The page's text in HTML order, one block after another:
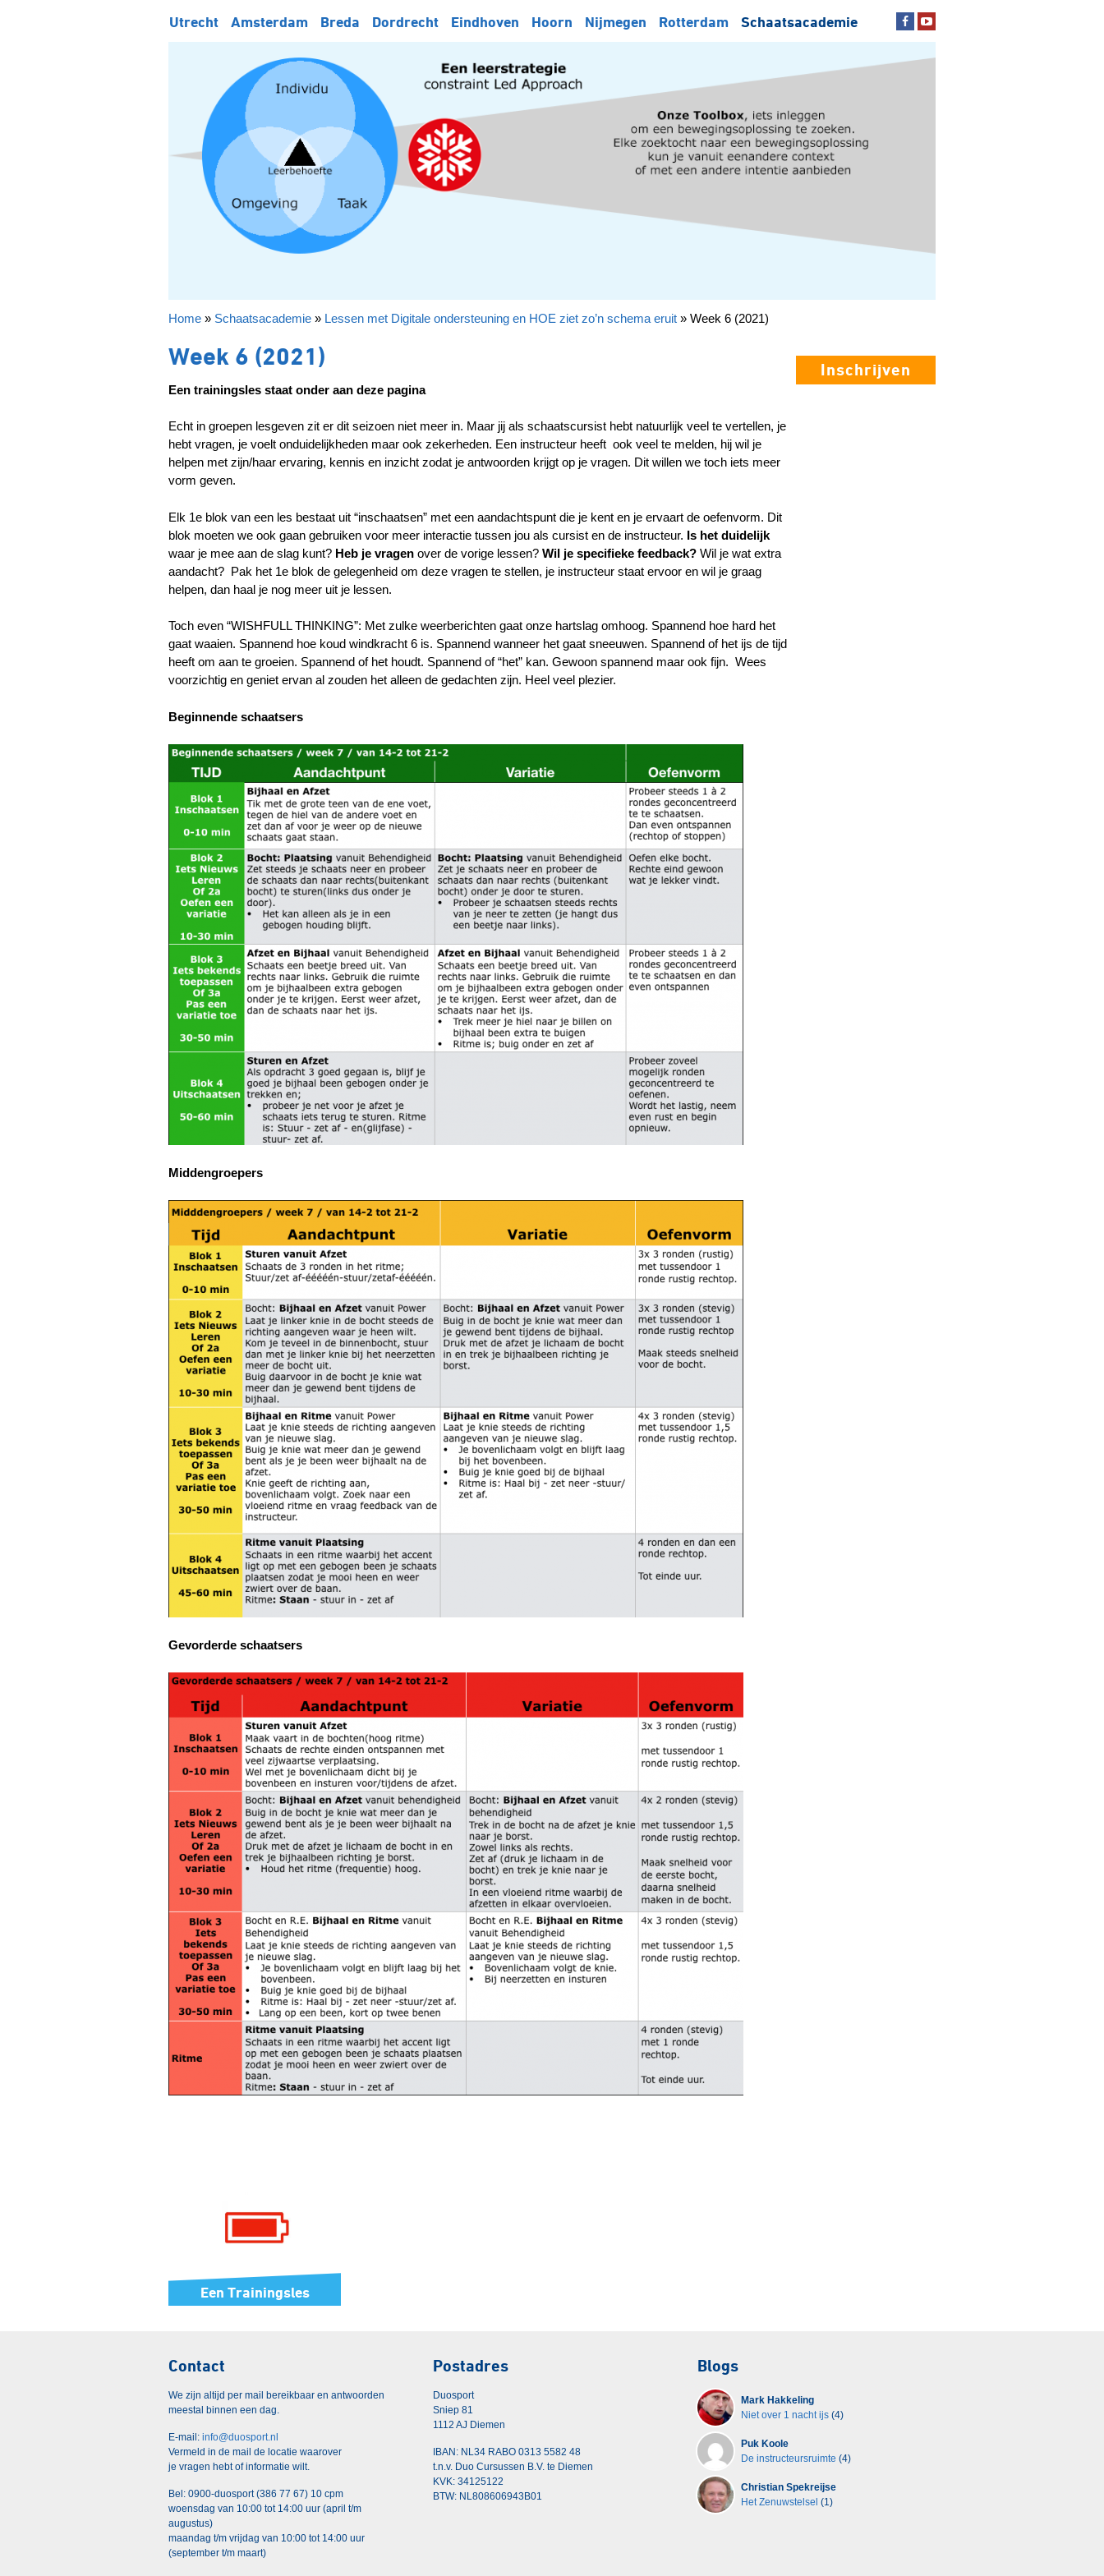
Utrecht Amsterdam Breda Dordrecht Eindhoven Hoorn Nijmegen Rotterdam Schaatsacademie
Home » Schaatsacademie » Lessen met Digitale ondersteuning en HOE ziet zo’n schema eruit » Week 6 (2021)
Inschrijven
Week 6 (2021)
Een trainingsles staat onder aan deze pagina
Echt in groepen lesgeven zit er dit seizoen niet meer in. Maar jij als schaatscursist hebt natuurlijk veel te vertellen, je
hebt vragen, je voelt onduidelijkheden maar ook zekerheden. Een instructeur heeft ook veel te melden, hij wil je
helpen met zijn/haar ervaring, kennis en inzicht zodat je antwoorden krijgt op je vragen. Dit willen we toch iets meer
vorm geven.
Elk 1e blok van een les bestaat uit “inschaatsen” met een aandachtspunt die je kent en je ervaart de oefenvorm. Dit
blok moeten we ook gaan gebruiken voor meer interactie tussen jou als cursist en de instructeur. Is het duidelijk
waar je mee aan de slag kunt? Heb je vragen over de vorige lessen? Wil je specifieke feedback? Wil je wat extra
aandacht? Pak het 1e blok de gelegenheid om deze vragen te stellen, je instructeur staat ervoor en wil je graag
helpen, dan haal je nog meer uit je lessen.
Toch even “WISHFULL THINKING”: Met zulke weerberichten gaat onze hartslag omhoog. Spannend hoe hard het
gaat waaien. Spannend hoe koud windkracht 6 is. Spannend wanneer het gaat sneeuwen. Spannend of het ijs de tijd
heeft om aan te groeien. Spannend of het houdt. Spannend of “het” kan. Gewoon spannend maar ook fijn. Wees
voorzichtig en geniet ervan al zouden het alleen de gedachten zijn. Heel veel plezier.
Beginnende schaatsers
Middengroepers
Gevorderde schaatsers
Een Trainingsles
Contact
We zijn altijd per mail bereikbaar en antwoorden
meestal binnen een dag.
E-mail: info@duosport.nl
Vermeld in de mail de locatie waarover
je vragen hebt of informatie wilt.
Bel: 0900-duosport (386 77 67) 10 cpm
woensdag van 10:00 tot 14:00 uur (april t/m
augustus)
maandag t/m vrijdag van 10:00 tot 14:00 uur
(september t/m maart)
Postadres
Duosport
Sniep 81
1112 AJ Diemen
IBAN: NL34 RABO 0313 5582 48
t.n.v. Duo Cursussen B.V. te Diemen
KVK: 34125122
BTW: NL808606943B01
Blogs
Mark Hakkeling
Niet over 1 nacht ijs (4)
Puk Koole
De instructeursruimte (4)
Christian Spekreijse
Het Zenuwstelsel (1)